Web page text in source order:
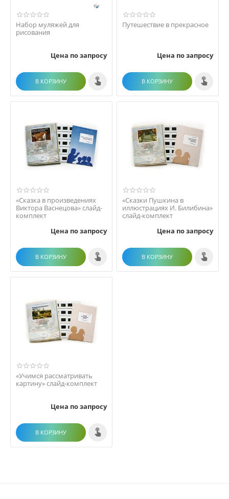
Набор муляжей для
рисования
Цена по запросу
В КОРЗИНУ
Путешествие в прекрасное
Цена по запросу
В КОРЗИНУ
«Сказка в произведениях
Виктора Васнецова» слайд-
комплект
Цена по запросу
В КОРЗИНУ
«Сказки Пушкина в
иллюстрациях И. Билибина»
слайд-комплект
Цена по запросу
В КОРЗИНУ
«Учимся рассматривать
картину» слайд-комплект
Цена по запросу
В КОРЗИНУ